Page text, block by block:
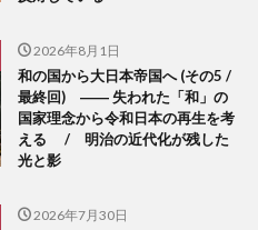
2026年8月1日
和の国から大日本帝国へ (その5 /
最終回) ―― 失われた「和」の
国家理念から令和日本の再生を考
える / 明治の近代化が残した
光と影
2026年7月30日